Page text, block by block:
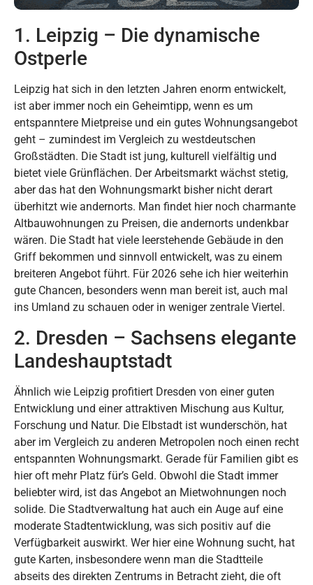
1. Leipzig – Die dynamische
Ostperle
Leipzig hat sich in den letzten Jahren enorm entwickelt,
ist aber immer noch ein Geheimtipp, wenn es um
entspanntere Mietpreise und ein gutes Wohnungsangebot
geht – zumindest im Vergleich zu westdeutschen
Großstädten. Die Stadt ist jung, kulturell vielfältig und
bietet viele Grünflächen. Der Arbeitsmarkt wächst stetig,
aber das hat den Wohnungsmarkt bisher nicht derart
überhitzt wie andernorts. Man findet hier noch charmante
Altbauwohnungen zu Preisen, die andernorts undenkbar
wären. Die Stadt hat viele leerstehende Gebäude in den
Griff bekommen und sinnvoll entwickelt, was zu einem
breiteren Angebot führt. Für 2026 sehe ich hier weiterhin
gute Chancen, besonders wenn man bereit ist, auch mal
ins Umland zu schauen oder in weniger zentrale Viertel.
2. Dresden – Sachsens elegante
Landeshauptstadt
Ähnlich wie Leipzig profitiert Dresden von einer guten
Entwicklung und einer attraktiven Mischung aus Kultur,
Forschung und Natur. Die Elbstadt ist wunderschön, hat
aber im Vergleich zu anderen Metropolen noch einen recht
entspannten Wohnungsmarkt. Gerade für Familien gibt es
hier oft mehr Platz für’s Geld. Obwohl die Stadt immer
beliebter wird, ist das Angebot an Mietwohnungen noch
solide. Die Stadtverwaltung hat auch ein Auge auf eine
moderate Stadtentwicklung, was sich positiv auf die
Verfügbarkeit auswirkt. Wer hier eine Wohnung sucht, hat
gute Karten, insbesondere wenn man die Stadtteile
abseits des direkten Zentrums in Betracht zieht, die oft